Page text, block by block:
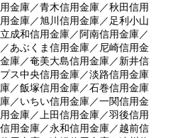
金庫／青木信用金庫／秋田信用
金庫／旭川信用金庫／足利小山
成和信用金庫／阿南信用金庫／
あぶくま信用金庫／尼崎信用金
庫／奄美大島信用金庫／新井信
ス中央信用金庫／淡路信用金庫
／飯塚信用金庫／石巻信用金庫
／いちい信用金庫／一関信用金
金庫／上田信用金庫／羽後信用
用金庫／永和信用金庫／越前信